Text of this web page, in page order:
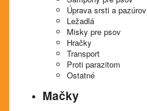
Úprava srsti a pazúrov
Ležadlá
Misky pre psov
Hračky
Transport
Proti parazitom
Ostatné
Mačky